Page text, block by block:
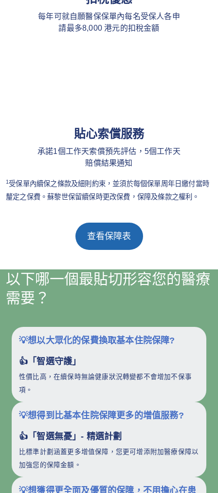
每年可就自願醫保保單內每名受保人各申
請最多8,000 港元的扣稅金額
貼心索償服務
承諾1個工作天索償預先評估，5個工作天
賠償結果通知
1 受保單內續保之條款及細則約束，並須於每個保單周年日繳付當時
釐定之保費。蘇黎世保留續保時更改保費，保障及條款之權利。
查看保障表
以下哪一個最貼切形容您的醫療
需要？
💡想以大眾化的保費換取基本住院保障?
👍「智選守護」
性價比高，在續保時無論健康狀況轉變都不會增加不保事
項。
💡想得到比基本住院保障更多的增值服務?
👍「智選無憂」- 精選計劃
比標準計劃涵蓋更多增值保障，您更可增添附加醫療保障以
加強您的保障金額。
💡想獲得更全面及優質的保障，不用擔心在患